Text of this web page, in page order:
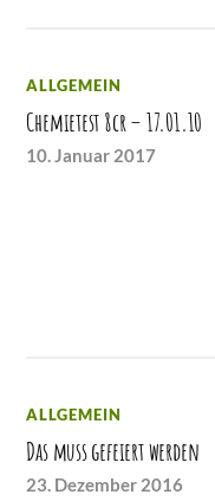
ALLGEMEIN
Chemietest 8cr – 17.01.10
10. Januar 2017
ALLGEMEIN
Das muss gefeiert werden
23. Dezember 2016